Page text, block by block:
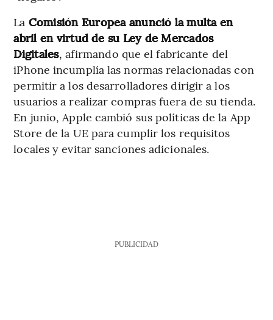
La Comisión Europea anunció la multa en
abril en virtud de su Ley de Mercados
Digitales, afirmando que el fabricante del
iPhone incumplía las normas relacionadas con
permitir a los desarrolladores dirigir a los
usuarios a realizar compras fuera de su tienda.
En junio, Apple cambió sus políticas de la App
Store de la UE para cumplir los requisitos
locales y evitar sanciones adicionales.
PUBLICIDAD